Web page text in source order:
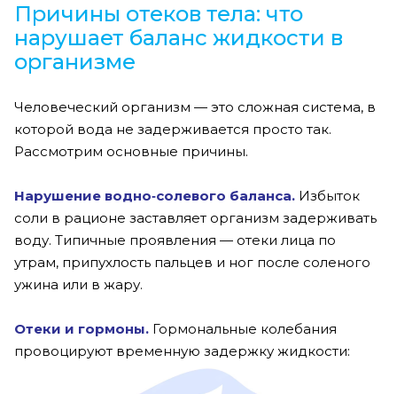
Причины отеков тела: что
нарушает баланс жидкости в
организме
Человеческий организм — это сложная система, в
которой вода не задерживается просто так.
Рассмотрим основные причины.
Нарушение водно‑солевого баланса. Избыток
соли в рационе заставляет организм задерживать
воду. Типичные проявления — отеки лица по
утрам, припухлость пальцев и ног после соленого
ужина или в жару.
Отеки и гормоны. Гормональные колебания
провоцируют временную задержку жидкости: